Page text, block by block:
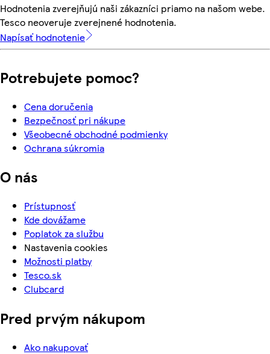
Hodnotenia zverejňujú naši zákazníci priamo na našom webe.
Tesco neoveruje zverejnené hodnotenia.
Napísať hodnotenie
Potrebujete pomoc?
Cena doručenia
Bezpečnosť pri nákupe
Všeobecné obchodné podmienky
Ochrana súkromia
O nás
Prístupnosť
Kde dovážame
Poplatok za službu
Nastavenia cookies
Možnosti platby
Tesco.sk
Clubcard
Pred prvým nákupom
Ako nakupovať